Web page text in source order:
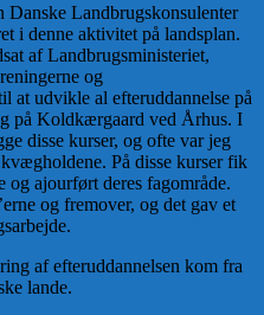
Landbrugskonsulenter
i denne aktivitet på landsplan.
af Landbrugsministeriet,
og
at udvikle al efteruddannelse på
på Koldkærgaard ved Århus. I
disse kurser, og ofte var jeg
På disse kurser fik
og ajourført deres fagområde.
og fremover, og det gav et
af efteruddannelsen kom fra
lande.